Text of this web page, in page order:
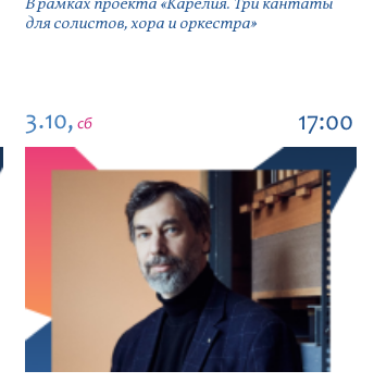
для солистов, хора и оркестра»
3.10, сб 17:00